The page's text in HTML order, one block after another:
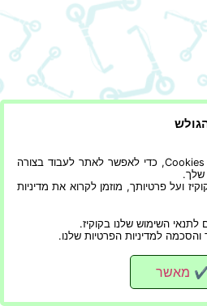
באתר זה אנו משתמשים בקבצי Cookies, כדי לאפשר לאתר לעבוד בצורה
שלך.
ועל פרטיותך, מוזמן לקרוא את מדיניות
השימוש שלנו בקוקיז.
למדיניות הפרטיות שלנו.
✔ מאשר